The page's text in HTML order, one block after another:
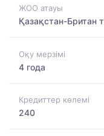
ЖОО атауы
Қазақстан-Британ
Оқу мерзімі
4 года
Кредиттер көлемі
240